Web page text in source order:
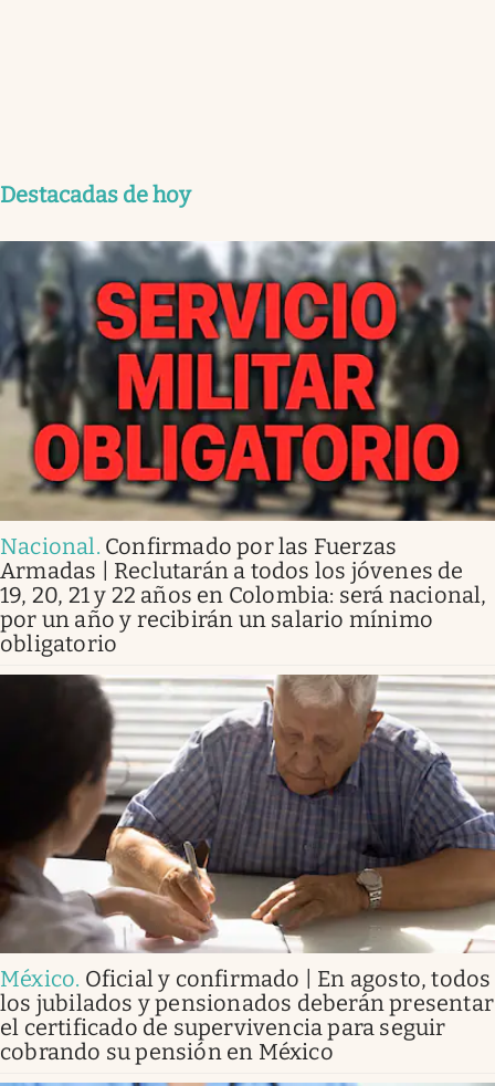
Destacadas de hoy
Nacional. Confirmado por las Fuerzas
Armadas | Reclutarán a todos los jóvenes de
19, 20, 21 y 22 años en Colombia: será nacional,
por un año y recibirán un salario mínimo
obligatorio
México. Oficial y confirmado | En agosto, todos
los jubilados y pensionados deberán presentar
el certificado de supervivencia para seguir
cobrando su pensión en México